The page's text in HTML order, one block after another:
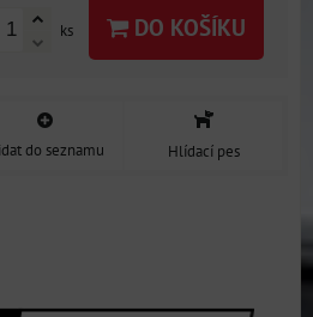
ks DO KOŠÍKU
do seznamu Hlídací pes